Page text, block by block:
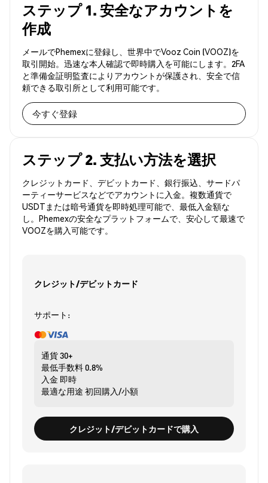
ステップ 1. 安全なアカウントを
作成
メールでPhemexに登録し、世界中でVooz Coin (VOOZ)を
取引開始。迅速な本人確認で即時購入を可能にします。2FA
と準備金証明監査によりアカウントが保護され、安全で信
頼できる取引所として利用可能です。
今すぐ登録
ステップ 2. 支払い方法を選択
クレジットカード、デビットカード、銀行振込、サードパ
ーティーサービスなどでアカウントに入金。複数通貨で
USDTまたは暗号通貨を即時処理可能で、最低入金額な
し。Phemexの安全なプラットフォームで、安心して最速で
VOOZを購入可能です。
クレジット/デビットカード
サポート:
通貨30+
最低手数料0.8%
入金 即時
最適な用途 初回購入/小額
クレジット/デビットカードで購入